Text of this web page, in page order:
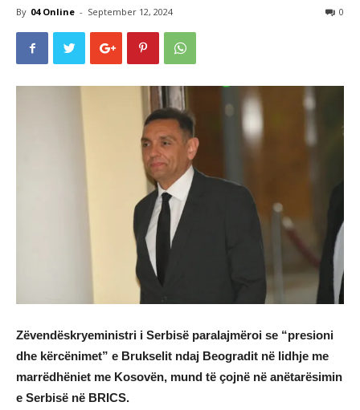
By 04 Online - September 12, 2024 0
Zëvendëskryeministri i Serbisë paralajmëroi se “presioni
dhe kërcënimet” e Brukselit ndaj Beogradit në lidhje me
marrëdhëniet me Kosovën, mund të çojnë në anëtarësimin
e Serbisë në BRICS.